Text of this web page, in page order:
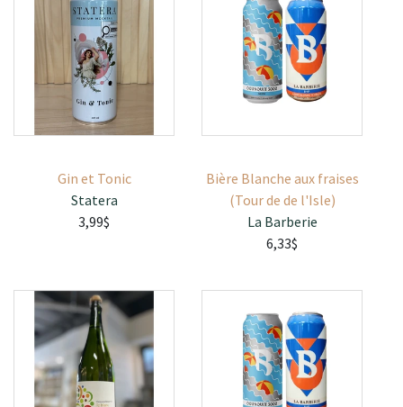
Gin et Tonic
Statera
3,99$
Bière Blanche aux fraises
(Tour de de l'Isle)
La Barberie
6,33$